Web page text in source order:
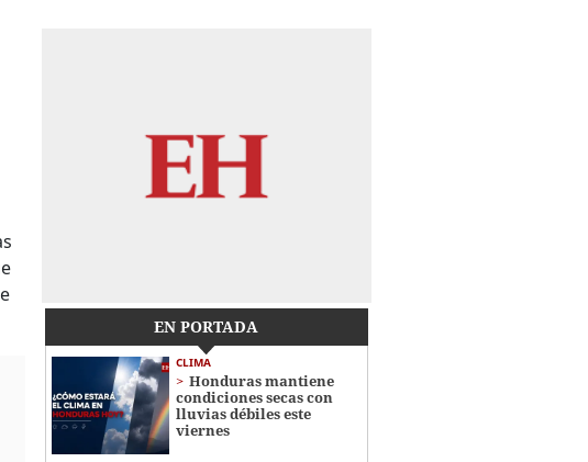
EN PORTADA
CLIMA
Honduras mantiene
condiciones secas con
lluvias débiles este
viernes